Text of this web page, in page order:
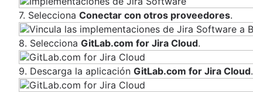
7. Selecciona Conectar con otros proveedores.
8. Selecciona GitLab.com for Jira Cloud.
9. Descarga la aplicación GitLab.com for Jira Cloud.